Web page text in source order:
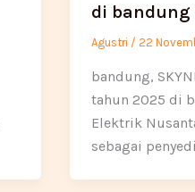
di bandung
Agustri / 22
bandung,
tahun 2025 di
Elektrik
sebagai